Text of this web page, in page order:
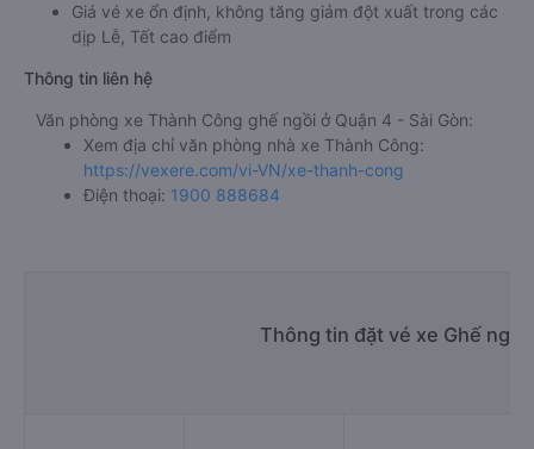
Giá vé xe ổn định, không tăng giảm đột xuất trong các
dịp Lễ, Tết cao điểm
Thông tin liên hệ
Văn phòng xe Thành Công ghế ngồi ở Quận 4 - Sài Gòn:
Xem địa chỉ văn phòng nhà xe Thành Công:
https://vexere.com/vi-VN/xe-thanh-cong
Điện thoại: 1900 888684
Thông tin đặt vé xe Ghế